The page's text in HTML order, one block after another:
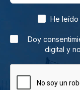
He
Doy
digital y